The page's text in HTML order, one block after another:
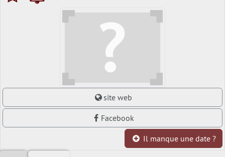
site web
Facebook
Il manque une date ?